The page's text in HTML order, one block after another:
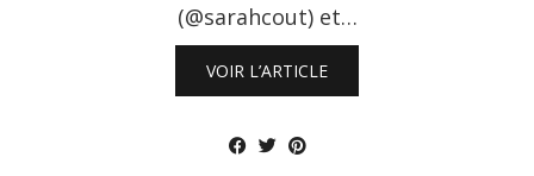
(@sarahcout) et…
VOIR L’ARTICLE